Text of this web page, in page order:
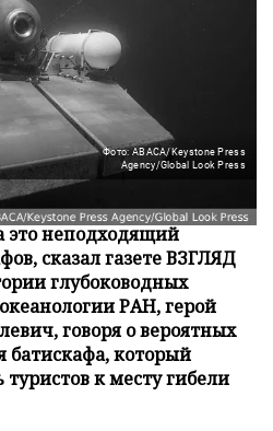
Фото: ABACA/Keystone Press
Agency/Global Look Press
аппарата «Титан» был
это неподходящий
сказал газете ВЗГЛЯД
глубоководных
РАН, герой
говоря о вероятных
который
к месту гибели